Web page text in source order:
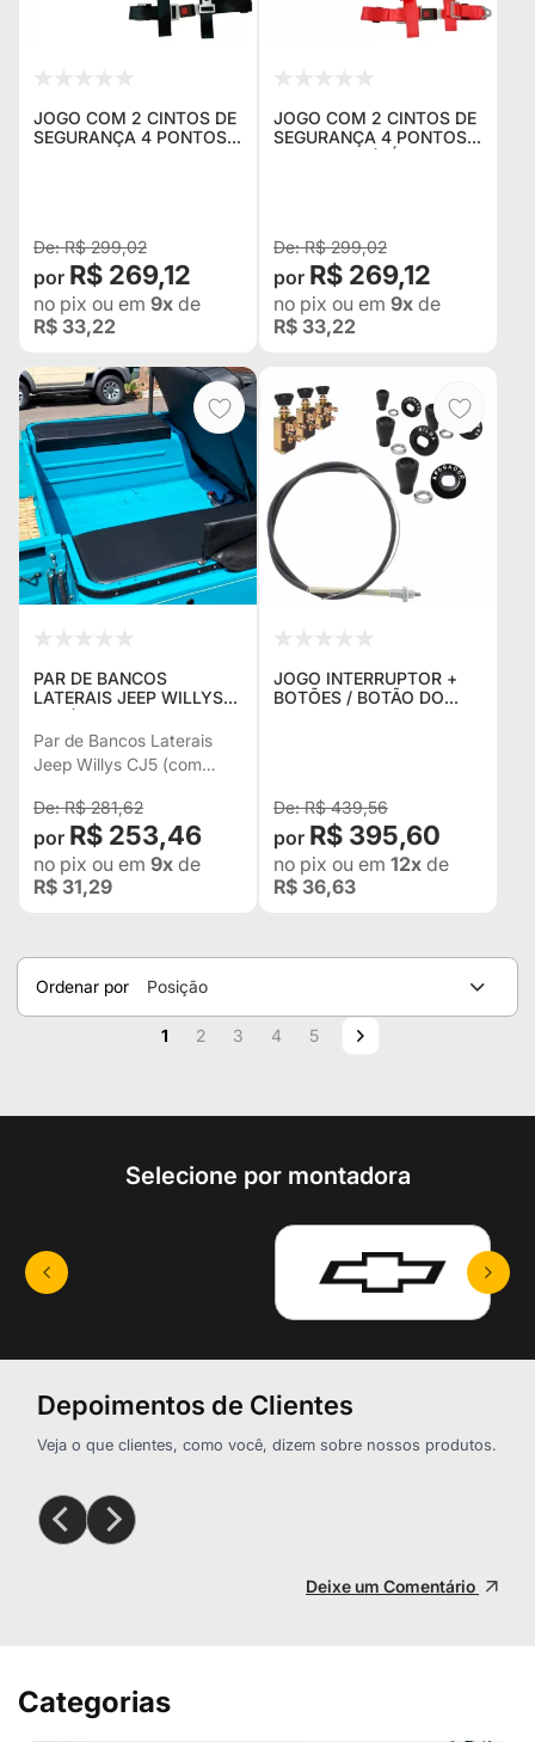
JOGO COM 2 CINTOS DE
SEGURANÇA 4 PONTOS
R$ 299,02
R$ 269,12
no pix ou em 9x de
R$ 33,22
JOGO COM 2 CINTOS DE
SEGURANÇA 4 PONTOS
UNIVERSAL (VÁRIOS
R$ 299,02
R$ 269,12
no pix ou em 9x de
R$ 33,22
PAR DE BANCOS
LATERAIS JEEP WILLYS
CAPOTA E ESPUMA
NÁUTICA)
Par de Bancos Laterais
Jeep Willys CJ5 (com
náutica)R$ 281,62
R$ 253,46
no pix ou em 9x de
R$ 31,29
JOGO INTERRUPTOR +
BOTÕES / BOTÃO DO
R$ 439,56
R$ 395,60
no pix ou em 12x de
R$ 36,63
Ordenar por
Posição
Página
Você esta lendo a pagina
1 Página
2 Página
3 Página
4 Página
5 Página
Próximo
Selecione por montadora
Depoimentos de Clientes
Veja o que clientes, como você, dizem sobre nossos produtos.
Deixe um Comentário
Categorias